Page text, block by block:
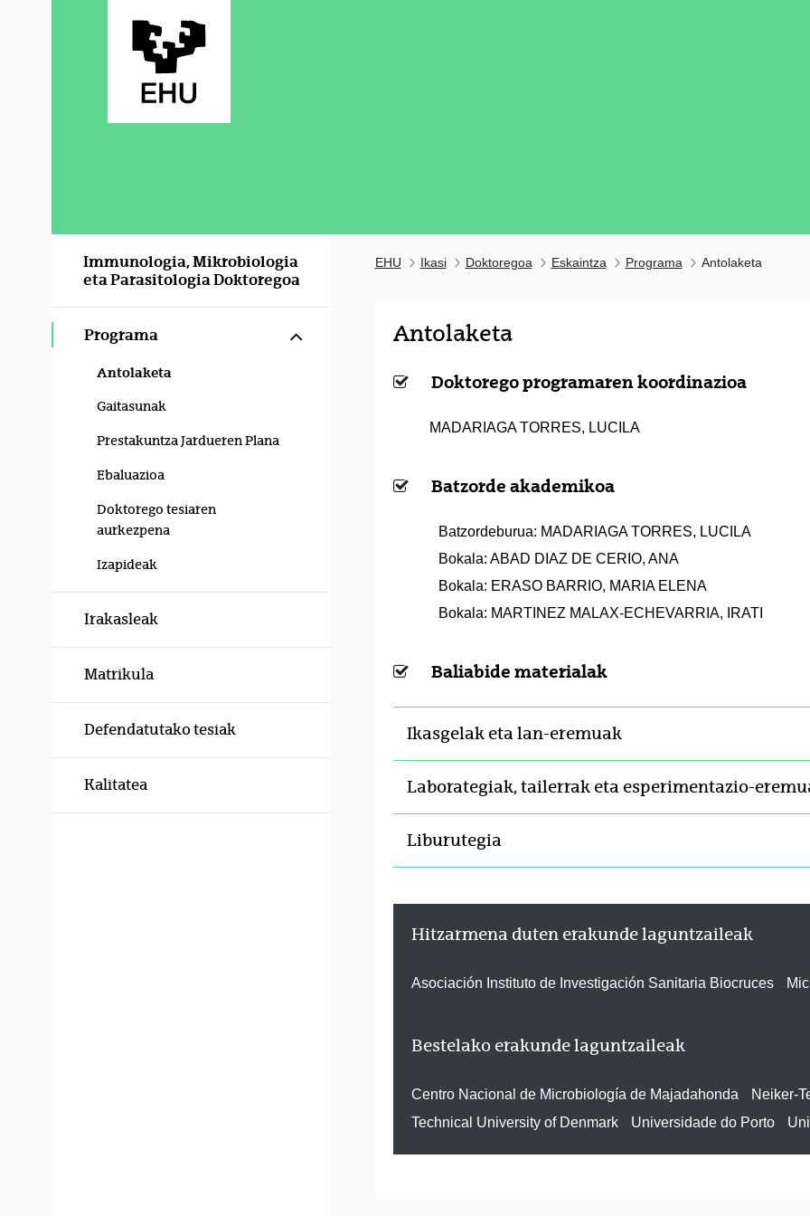
Immunologia, Mikrobiologia
eta Parasitologia Doktoregoa
Programa Erakutsi/izkutatu azpiorriak
Antolaketa
Gaitasunak
Prestakuntza Jardueren Plana
Ebaluazioa
Doktorego tesiaren
aurkezpena
Izapideak
Irakasleak
Matrikula
Defendatutako tesiak
Kalitatea
EHU Ikasi Doktoregoa Eskaintza Programa Antolaketa
Antolaketa
Doktorego programaren koordinazioa
MADARIAGA TORRES, LUCILA
Batzorde akademikoa
Batzordeburua: MADARIAGA TORRES, LUCILA
Bokala: ABAD DIAZ DE CERIO, ANA
Bokala: ERASO BARRIO, MARIA ELENA
Bokala: MARTINEZ MALAX-ECHEVARRIA, IRATI
Baliabide materialak
Ikasgelak eta lan-eremuak
Laborategiak, tailerrak eta esperimentazio-
Liburutegia
Hitzarmena duten erakunde laguntzaileak
Asociación Instituto de Investigación Sanitaria Biocruces
Bestelako erakunde laguntzaileak
Centro Nacional de Microbiología de Majadahonda
Neiker-
Technical University of Denmark
Universidade do Porto